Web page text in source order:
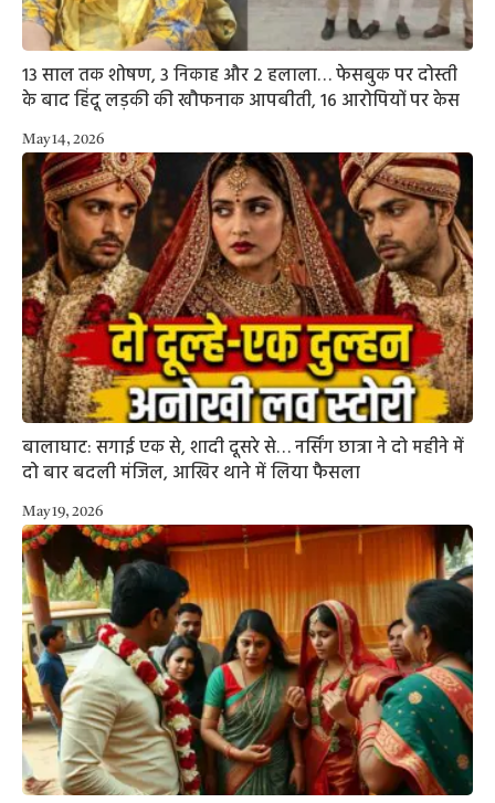
13 साल तक शोषण, 3 निकाह और 2 हलाला… फेसबुक पर दोस्ती
के बाद हिंदू लड़की की खौफनाक आपबीती, 16 आरोपियों पर केस
May 14, 2026
बालाघाट: सगाई एक से, शादी दूसरे से… नर्सिंग छात्रा ने दो महीने में
दो बार बदली मंजिल, आखिर थाने में लिया फैसला
May 19, 2026